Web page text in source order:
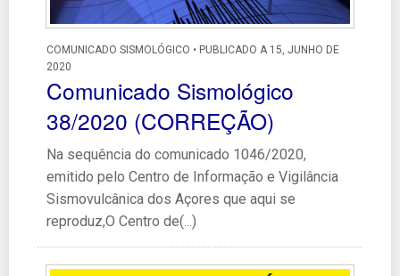
COMUNICADO SISMOLÓGICO • PUBLICADO A 15, JUNHO DE
2020
Comunicado Sismológico
38/2020 (CORREÇÃO)
Na sequência do comunicado 1046/2020,
emitido pelo Centro de Informação e Vigilância
Sismovulcânica dos Açores que aqui se
reproduz,O Centro de(...)